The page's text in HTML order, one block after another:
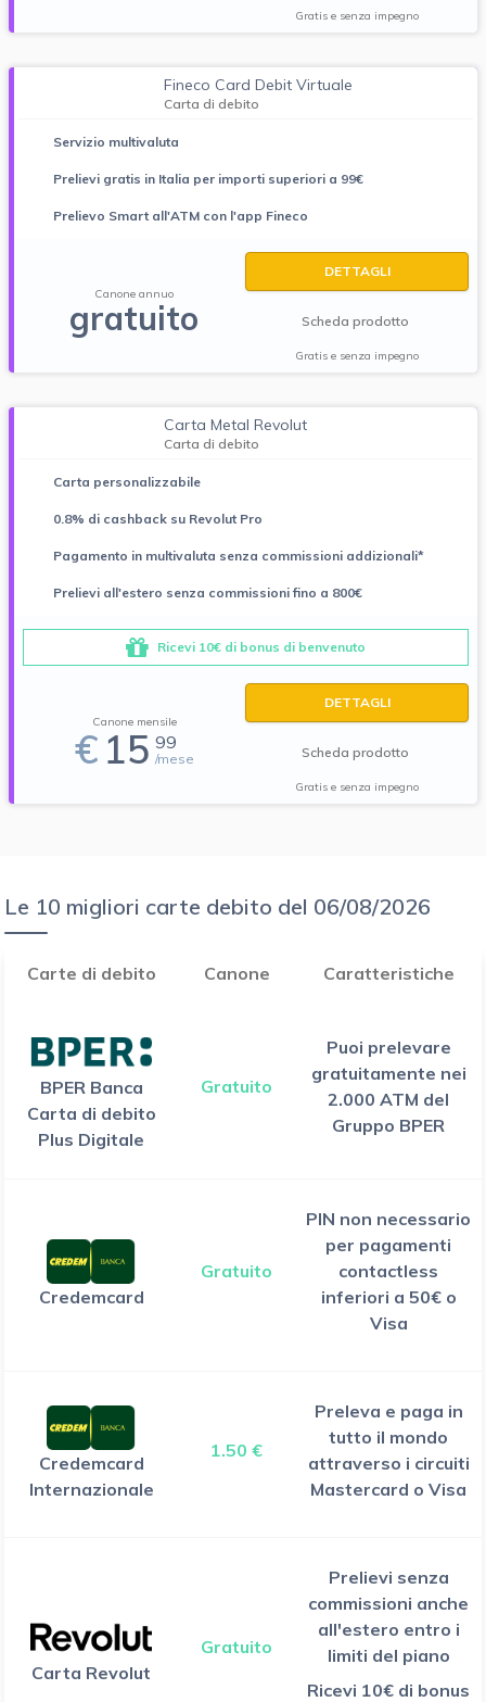
Gratis e senza impegno
Fineco Card Debit Virtuale
Carta di debito
Servizio multivaluta
Prelievi gratis in Italia per importi superiori a 99€
Prelievo Smart all'ATM con l'app Fineco
Canone annuo
gratuito
DETTAGLI
Scheda prodotto
Gratis e senza impegno
Carta Metal Revolut
Carta di debito
Carta personalizzabile
0.8% di cashback su Revolut Pro
Pagamento in multivaluta senza commissioni addizionali*
Prelievi all'estero senza commissioni fino a 800€
Ricevi 10€ di bonus di benvenuto
Canone mensile
€ 15 99
/mese
DETTAGLI
Scheda prodotto
Gratis e senza impegno
Le 10 migliori carte debito del 06/08/2026
Carte di debito Canone Caratteristiche
BPER Banca
Carta di debito
Plus Digitale
Gratuito
Puoi prelevare
gratuitamente nei
2.000 ATM del
Gruppo BPER
Credemcard
Gratuito
PIN non necessario
per pagamenti
contactless
inferiori a 50€ o
Visa
Credemcard
Internazionale
1.50 €
Preleva e paga in
tutto il mondo
attraverso i circuiti
Mastercard o Visa
Carta Revolut
Gratuito
Prelievi senza
commissioni anche
all'estero entro i
limiti del piano
Ricevi 10€ di bonus